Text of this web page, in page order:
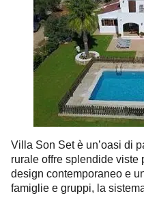
Villa Son Set è un’oasi di
rurale offre splendide viste
design contemporaneo e
famiglie e gruppi, la